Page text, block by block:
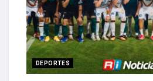
DEPORTES